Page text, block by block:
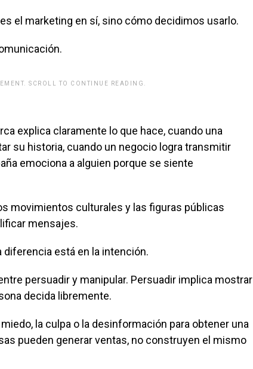
el marketing en sí, sino cómo decidimos usarlo.
SCROLL TO CONTINUE READING.
explica claramente lo que hace, cuando una
su historia, cuando un negocio logra transmitir
emociona a alguien porque se siente
movimientos culturales y las figuras públicas
mensajes.
está en la intención.
persuadir y manipular. Persuadir implica mostrar
decida libremente.
la culpa o la desinformación para obtener una
pueden generar ventas, no construyen el mismo